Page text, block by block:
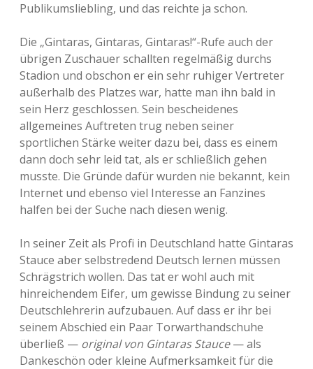
Publikumsliebling, und das reichte ja schon.
Die „Gintaras, Gintaras, Gintaras!“-Rufe auch der
übrigen Zuschauer schallten regelmäßig durchs
Stadion und obschon er ein sehr ruhiger Vertreter
außerhalb des Platzes war, hatte man ihn bald in
sein Herz geschlossen. Sein bescheidenes
allgemeines Auftreten trug neben seiner
sportlichen Stärke weiter dazu bei, dass es einem
dann doch sehr leid tat, als er schließlich gehen
musste. Die Gründe dafür wurden nie bekannt, kein
Internet und ebenso viel Interesse an Fanzines
halfen bei der Suche nach diesen wenig.
In seiner Zeit als Profi in Deutschland hatte Gintaras
Stauce aber selbstredend Deutsch lernen müssen
Schrägstrich wollen. Das tat er wohl auch mit
hinreichendem Eifer, um gewisse Bindung zu seiner
Deutschlehrerin aufzubauen. Auf dass er ihr bei
seinem Abschied ein Paar Torwarthandschuhe
überließ — original von Gintaras Stauce— als
Dankeschön oder kleine Aufmerksamkeit für die